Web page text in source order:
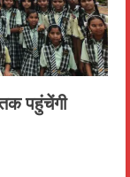
पहुंचेंगी